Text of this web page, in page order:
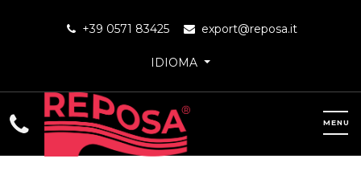
+39 0571 83425 export@reposa.it
IDIOMA